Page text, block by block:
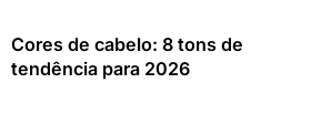
Cores de cabelo: 8 tons de
tendência para 2026